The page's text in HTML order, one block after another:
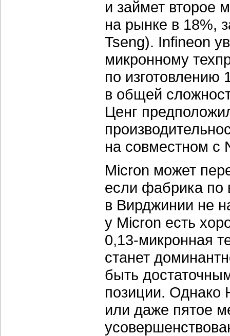
и займет второе
на рынке в 18%,
Tseng). Infineon
микронному
по
в общей
Ценг
на совместном с
Micron может
если фабрика по
в Вирджинии не
у Micron есть
0,13-микронная
станет
быть
позиции. Однако
или даже пятое